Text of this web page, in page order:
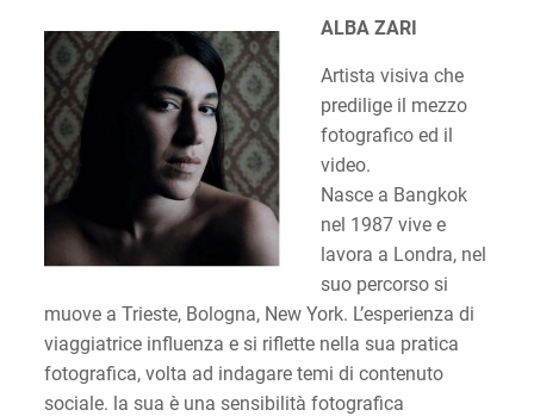
ALBA ZARI
Artista visiva che
predilige il mezzo
fotografico ed il
video.
Nasce a Bangkok
nel 1987 vive e
lavora a Londra, nel
suo percorso si
muove a Trieste, Bologna, New York. L’esperienza di
viaggiatrice influenza e si riflette nella sua pratica
fotografica, volta ad indagare temi di contenuto
sociale. la sua è una sensibilità fotografica